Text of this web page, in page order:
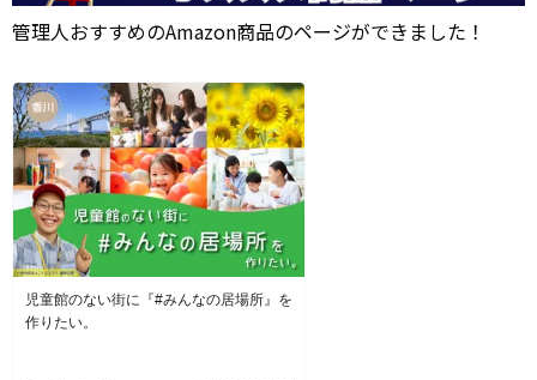
管理人おすすめのAmazon商品のページができました！